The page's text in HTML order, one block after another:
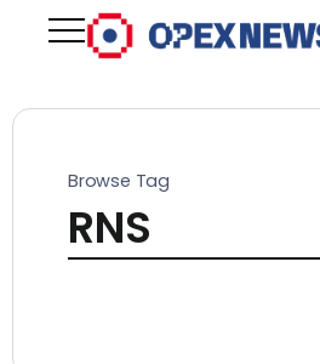
Browse Tag
RNS